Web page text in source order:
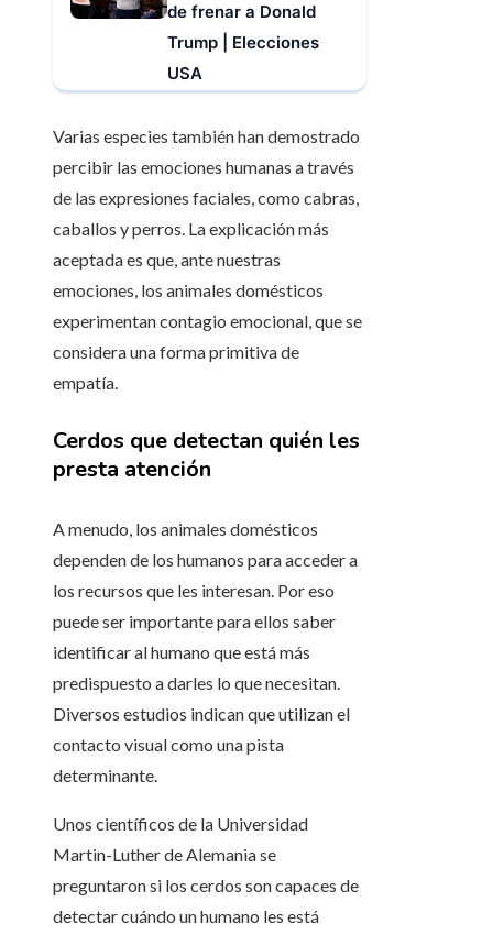
de frenar a Donald
Trump | Elecciones
USA
Varias especies también han demostrado
percibir las emociones humanas a través
de las expresiones faciales, como cabras,
caballos y perros. La explicación más
aceptada es que, ante nuestras
emociones, los animales domésticos
experimentan contagio emocional, que se
considera una forma primitiva de
empatía.
Cerdos que detectan quién les
presta atención
A menudo, los animales domésticos
dependen de los humanos para acceder a
los recursos que les interesan. Por eso
puede ser importante para ellos saber
identificar al humano que está más
predispuesto a darles lo que necesitan.
Diversos estudios indican que utilizan el
contacto visual como una pista
determinante.
Unos científicos de la Universidad
Martin-Luther de Alemania se
preguntaron si los cerdos son capaces de
detectar cuándo un humano les está